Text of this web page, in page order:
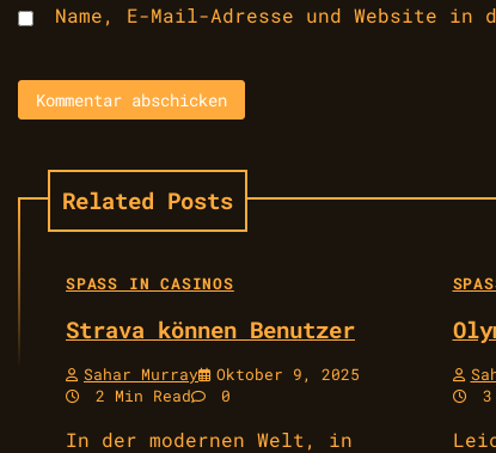
Name, E-Mail-Adresse und Website in
Related Posts
SPASS IN CASINOS
Strava können Benutzer
Sahar Murray
Oktober 9, 2025
2 Min Read
0
In der modernen Welt, in
3